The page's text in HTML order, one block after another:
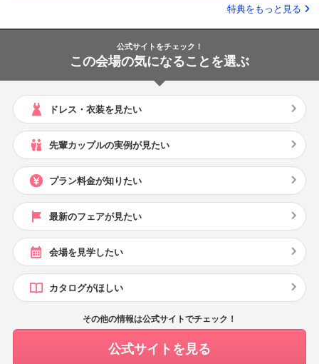
特典をもっと見る
公式サイトをチェック！
この会場の気になることを選ぶ
ドレス・衣装を見たい
先輩カップルの実例が見たい
プラン料金が知りたい
最新のフェアが見たい
会場を見学したい
カタログがほしい
その他の情報は公式サイトでチェック！
公式サイトを見る